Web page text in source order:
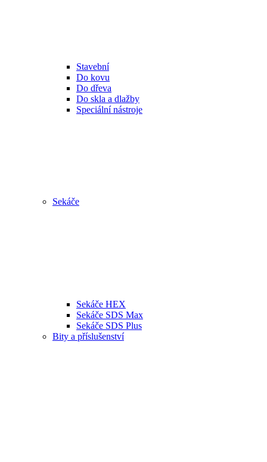
Stavební
Do kovu
Do dřeva
Do skla a dlažby
Speciální nástroje
Sekáče
Sekáče HEX
Sekáče SDS Max
Sekáče SDS Plus
Bity a příslušenství